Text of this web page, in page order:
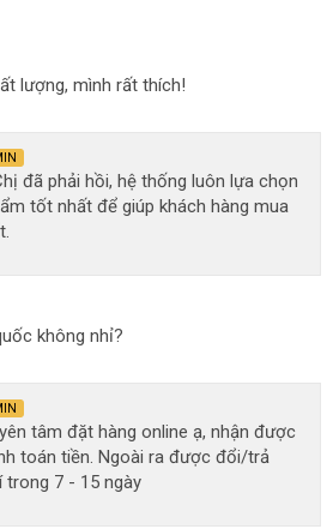
lượng, mình rất thích!
đã phải hồi, hệ thống luôn lựa chọn
tốt nhất để giúp khách hàng mua
không nhỉ?
tâm đặt hàng online ạ, nhận được
toán tiền. Ngoài ra được đổi/trả
trong 7 - 15 ngày